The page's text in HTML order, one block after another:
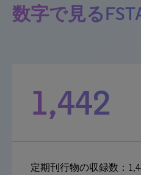
数字で見る
1,442
定期刊行物の収録数：